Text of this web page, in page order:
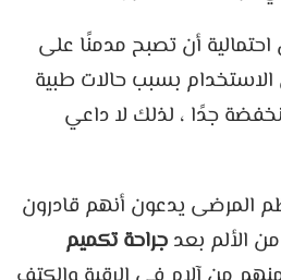
أن تصبح مدمنًا على
بسبب حالات طبية
جدًا ، لذلك لا داعي
المرضى يدعون أنهم قادرون
الألم بعد جراحة تكميم